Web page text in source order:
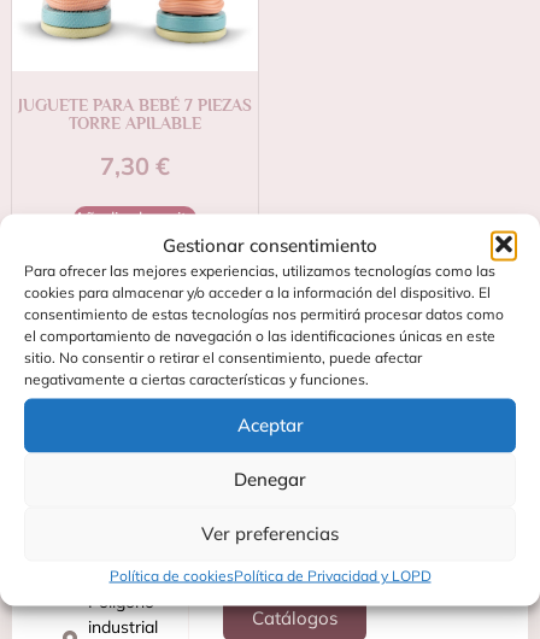
Gestionar consentimiento
Para ofrecer las mejores experiencias, utilizamos tecnologías como las
cookies para almacenar y/o acceder a la información del dispositivo. El
consentimiento de estas tecnologías nos permitirá procesar datos como
el comportamiento de navegación o las identificaciones únicas en este
sitio. No consentir o retirar el consentimiento, puede afectar
negativamente a ciertas características y funciones.
Aceptar
Denegar
Ver preferencias
Política de cookiesPolítica de Privacidad y LOPD
JUGUETE PARA BEBÉ 7 PIEZAS
TORRE APILABLE
7,30 €
Añadir al carrito
Poligono
industrial
Preguntas
Frecuentes
Blog
Catálogos